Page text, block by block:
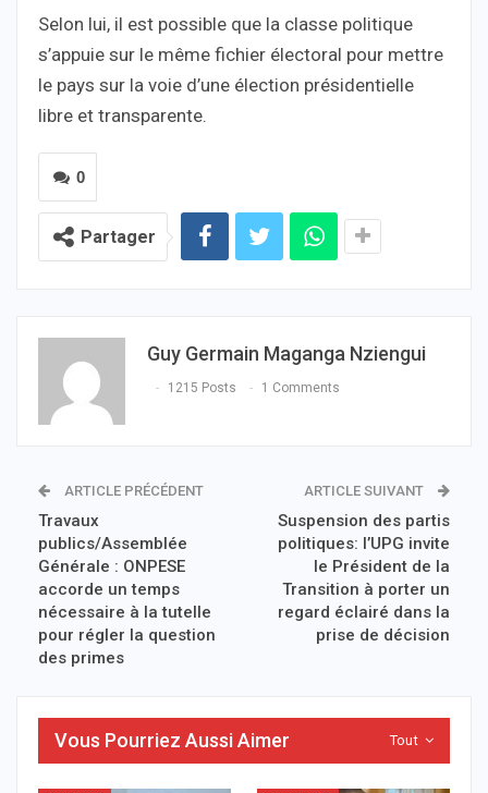
Selon lui, il est possible que la classe politique
s’appuie sur le même fichier électoral pour mettre
le pays sur la voie d’une élection présidentielle
libre et transparente.
0
Partager
Guy Germain Maganga Nziengui
1215 Posts 1 Comments
ARTICLE PRÉCÉDENT
Travaux
publics/Assemblée
Générale : ONPESE
accorde un temps
nécessaire à la tutelle
pour régler la question
des primes
ARTICLE SUIVANT
Suspension des partis
politiques: l’UPG invite
le Président de la
Transition à porter un
regard éclairé dans la
prise de décision
Tout
Vous Pourriez Aussi Aimer